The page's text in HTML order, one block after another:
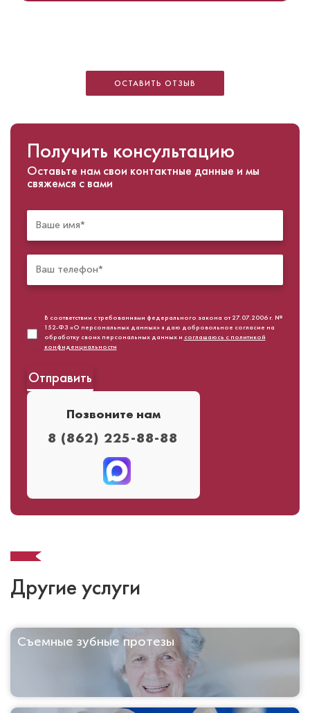
ОСТАВИТЬ ОТЗЫВ
Получить консультацию
Оставьте нам свои контактные данные и мы
свяжемся с вами
В соответствии с требованиями федерального закона от 27.07.2006 г. №
152-ФЗ «О персональных данных» я даю добровольное согласие на
обработку своих персональных данных и соглашаюсь с политикой
конфиденциальности
Позвоните нам
8 (862) 225-88-88⁣⁣
Другие услуги
Съемные зубные протезы